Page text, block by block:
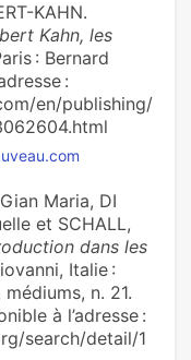
KAHN.
Kahn, les
: Bernard
:
en/publishing/
Maria, DI
et SCHALL,
dans les
Italie :
n. 21.
à l’adresse :
search/detail/1